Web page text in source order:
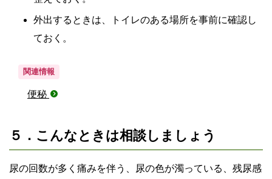
外出するときは、トイレのある場所を事前に確認し
ておく。
関連情報
便秘
５．こんなときは相談しましょう
尿の回数が多く痛みを伴う、尿の色が濁っている、残尿感